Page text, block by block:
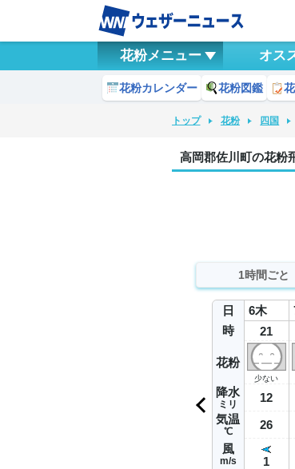
花粉メニュー オス
花粉カレンダー 花粉図鑑
トップ 花粉 四国
高岡郡佐川町の花粉
1時間ごと
日
時
花粉
降水
ミリ
気温
℃
風
m/s
6木
21
少ない
12
26
1